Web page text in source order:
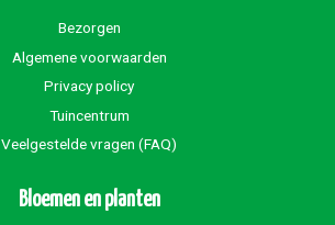
Bezorgen
Algemene voorwaarden
Privacy policy
Tuincentrum
Veelgestelde vragen (FAQ)
Bloemen en planten